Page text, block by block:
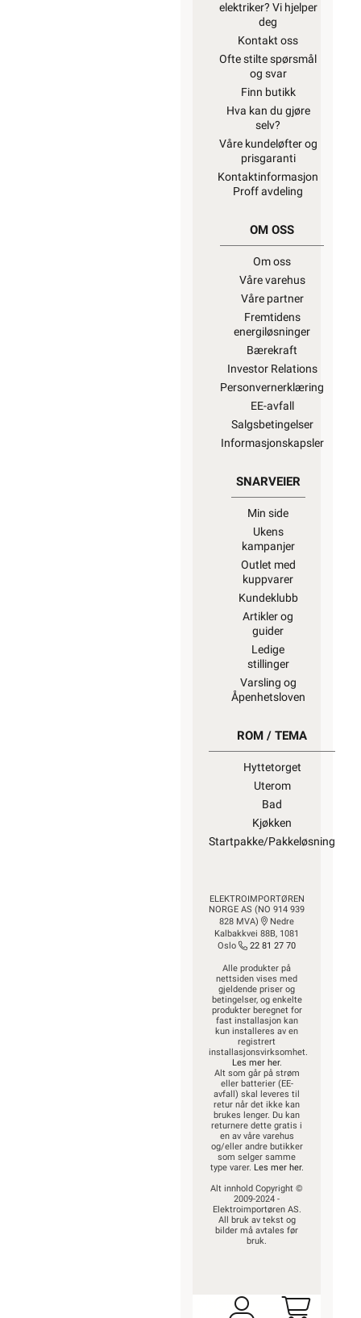
elektriker? Vi hjelper
deg
Kontakt oss
Ofte stilte spørsmål
og svar
Finn butikk
Hva kan du gjøre
selv?
Våre kundeløfter og
prisgaranti
Kontaktinformasjon
Proff avdeling
OM OSS
Om oss
Våre varehus
Våre partner
Fremtidens
energiløsninger
Bærekraft
Investor Relations
Personvernerklæring
EE-avfall
Salgsbetingelser
Informasjonskapsler
SNARVEIER
Min side
Ukens
kampanjer
Outlet med
kuppvarer
Kundeklubb
Artikler og
guider
Ledige
stillinger
Varsling og
Åpenhetsloven
ROM / TEMA
Hyttetorget
Uterom
Bad
Kjøkken
Startpakke/Pakkeløsning
ELEKTROIMPORTØREN
NORGE AS (NO 914 939
828 MVA)
Nedre
Kalbakkvei 88B, 1081
Oslo
22 81 27 70
Alle produkter på
nettsiden vises med
gjeldende priser og
betingelser, og enkelte
produkter beregnet for
fast installasjon kan
kun installeres av en
registrert
installasjonsvirksomhet.
Les mer her.
Alt som går på strøm
eller batterier (EE-
avfall) skal leveres til
retur når det ikke kan
brukes lenger. Du kan
returnere dette gratis i
en av våre varehus
og/eller andre butikker
som selger samme
type varer. Les mer her.
Alt innhold Copyright ©
2009-2024 -
Elektroimportøren AS.
All bruk av tekst og
bilder må avtales før
bruk.